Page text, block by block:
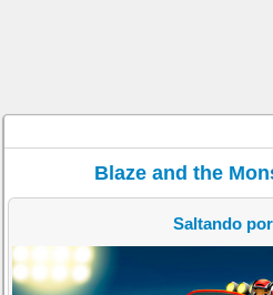
Blaze and the
Saltando